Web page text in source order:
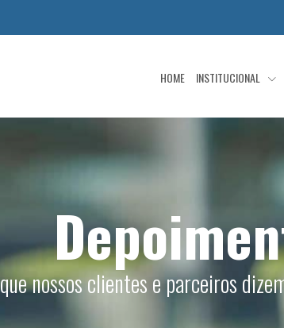
HOME INSTITUCIONAL
nossos clientes e parceiros